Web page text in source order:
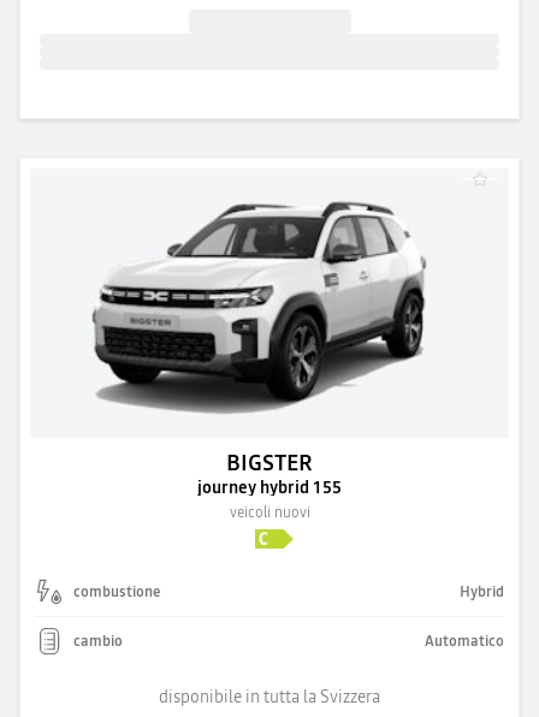
BIGSTER
journey hybrid 155
veicoli nuovi
combustione Hybrid
cambio Automatico
disponibile in tutta la Svizzera